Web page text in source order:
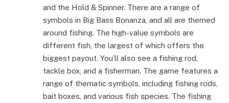
and the Hold & Spinner. There are a range of
symbols in Big Bass Bonanza, and all are themed
around fishing. The high-value symbols are
different fish, the largest of which offers the
biggest payout. You’ll also see a fishing rod,
tackle box, and a fisherman. The game features a
range of thematic symbols, including fishing rods,
bait boxes, and various fish species. The fishing